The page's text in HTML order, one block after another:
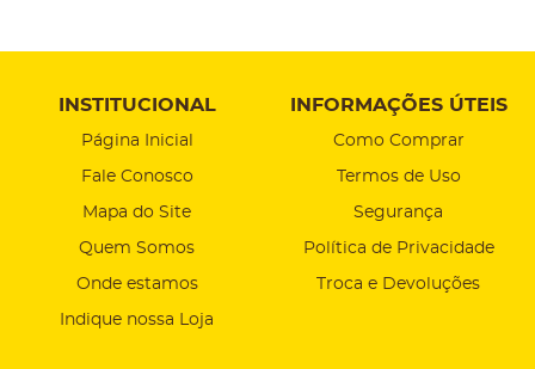
INSTITUCIONAL
Página Inicial
Fale Conosco
Mapa do Site
Quem Somos
Onde estamos
Indique nossa Loja
INFORMAÇÕES ÚTEIS
Como Comprar
Termos de Uso
Segurança
Política de Privacidade
Troca e Devoluções